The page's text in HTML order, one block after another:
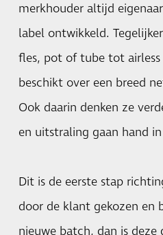
merkhouder altijd
label ontwikkeld.
fles, pot of tube tot airless
beschikt over een breed
Ook daarin denken ze
en uitstraling gaan hand
Dit is de eerste stap
door de klant gekozen en